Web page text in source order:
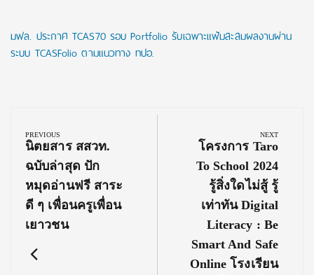
มฟล. ประกาศ TCAS70 รอบ Portfolio รับเฉพาะแฟ้มสะสมผลงานผ่าน
ระบบ TCASFolio ตามแนวทาง ทปอ.
navigation
PREVIOUS
Previous
Post:
นิตยสาร สสวท.
ฉบับล่าสุด ปัก
หมุดอ่านฟรี สาระ
ดี ๆ เพื่อนครูเพื่อน
เยาวชน
NEXT
Next
Post:
โครงการ Taro
To School 2024
รู้สิ่งใดไม่สู้ รู้
เท่าทัน Digital
Literacy : Be
Smart And Safe
Online โรงเรียน